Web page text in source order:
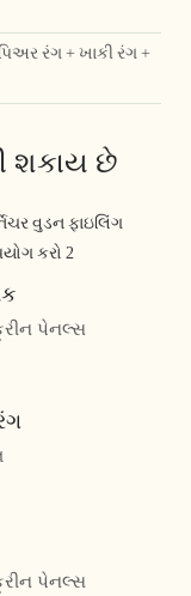
રંગ + ખાકી રંગ +
શકાય છે
પેનલ્સ
પેનલ્સ